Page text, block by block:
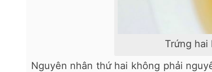
Trứng
Nguyên nhân thứ hai không phải